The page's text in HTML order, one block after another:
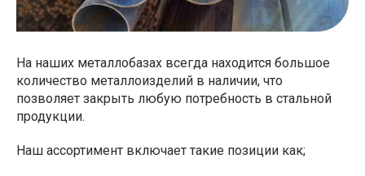
На наших металлобазах всегда находится большое
количество металлоизделий в наличии, что
позволяет закрыть любую потребность в стальной
продукции.
Наш ассортимент включает такие позиции как;